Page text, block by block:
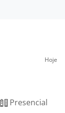
Hoje
Presencial